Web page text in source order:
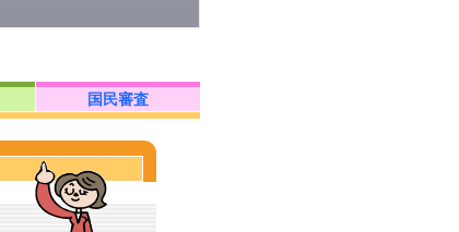
国民審査